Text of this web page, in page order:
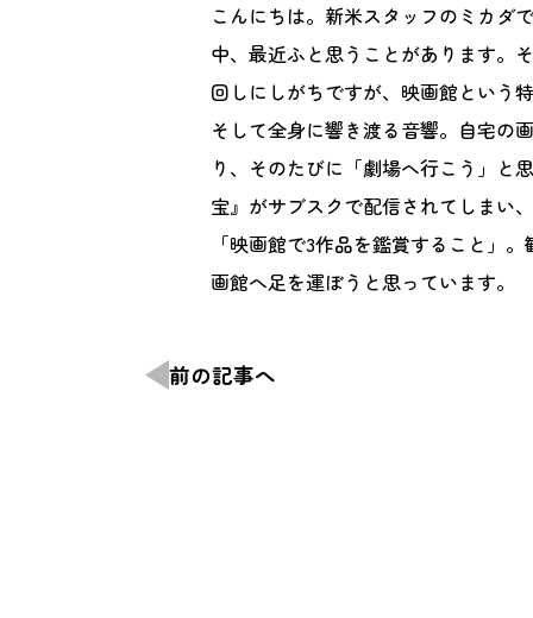
こんにちは。新米スタッフのミカダ
中、最近ふと思うことがあります。
回しにしがちですが、映画館という
そして全身に響き渡る音響。自宅の
り、そのたびに「劇場へ行こう」と
宝』がサブスクで配信されてしまい
「映画館で3作品を鑑賞すること」
画館へ足を運ぼうと思っています。
前の記事へ